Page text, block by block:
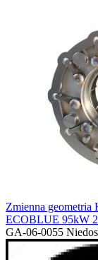
Zmienna
ECOBLUE 95kW
GA-06-0055